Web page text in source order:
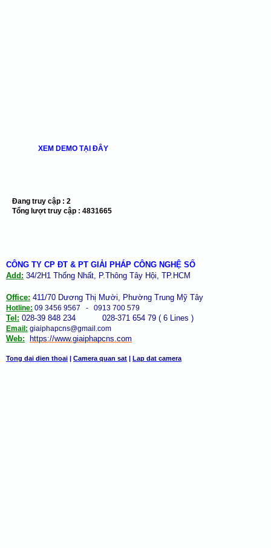
XEM DEMO TẠI ĐÂY
Đang truy cập : 2
Tổng lượt truy cập : 4831665
CÔNG TY CP ĐT & PT GIẢI PHÁP CÔNG NGHỆ SỐ
Add: 34/2H1 Thống Nhất, P.Thông Tây Hội, TP.HCM
Office: 411/70 Dương Thị Mười, Phường Trung Mỹ Tây
Hotline: 09 3456 9567 - 0913 700 579
Tel: 028-39 848 234 028-371 654 79 ( 6 Lines )
Email: giaiphapcns@gmail.com
Web: https://www.giaiphapcns.com
Tong dai dien thoai | Camera quan sat | Lap dat camera